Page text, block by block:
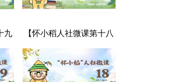
九
亡
效
【怀小稻人社微课第十八
期】劳动合同到期没续签
该如何处理？